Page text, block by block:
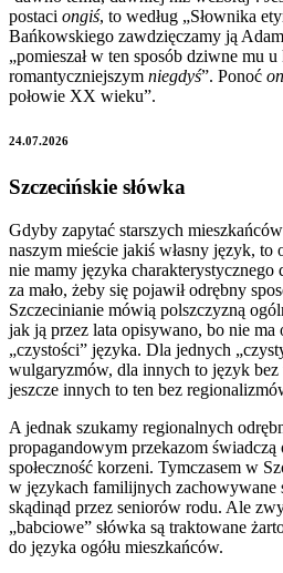
postaci ongiś, to według „Słownika
Bańkowskiego zawdzięczamy ją
„pomieszał w ten sposób dziwne mu
romantyczniejszym niegdyś”. Ponoć
połowie XX wieku”.
24.07.2026
Szczecińskie słówka
Gdyby zapytać starszych
naszym mieście jakiś własny język, to
nie mamy języka charakterystycznego
za mało, żeby się pojawił odrębny
Szczecinianie mówią polszczyzną
jak ją przez lata opisywano, bo nie
„czystości” języka. Dla jednych
wulgaryzmów, dla innych to język
jeszcze innych to ten bez
A jednak szukamy regionalnych
propagandowym przekazom świadczą
społeczność korzeni. Tymczasem w
w językach familijnych zachowywane
skądinąd przez seniorów rodu. Ale
„babciowe” słówka są traktowane
do języka ogółu mieszkańców.